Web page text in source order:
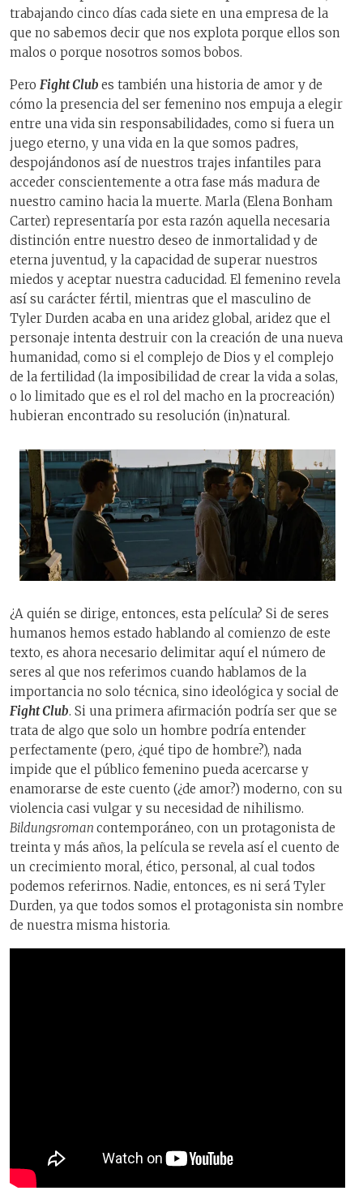
trabajando cinco días cada siete en una empresa de la
que no sabemos decir que nos explota porque ellos son
malos o porque nosotros somos bobos.
Pero Fight Club es también una historia de amor y de
cómo la presencia del ser femenino nos empuja a elegir
entre una vida sin responsabilidades, como si fuera un
juego eterno, y una vida en la que somos padres,
despojándonos así de nuestros trajes infantiles para
acceder conscientemente a otra fase más madura de
nuestro camino hacia la muerte. Marla (Elena Bonham
Carter) representaría por esta razón aquella necesaria
distinción entre nuestro deseo de inmortalidad y de
eterna juventud, y la capacidad de superar nuestros
miedos y aceptar nuestra caducidad. El femenino revela
así su carácter fértil, mientras que el masculino de
Tyler Durden acaba en una aridez global, aridez que el
personaje intenta destruir con la creación de una nueva
humanidad, como si el complejo de Dios y el complejo
de la fertilidad (la imposibilidad de crear la vida a solas,
o lo limitado que es el rol del macho en la procreación)
hubieran encontrado su resolución (in)natural.
¿A quién se dirige, entonces, esta película? Si de seres
humanos hemos estado hablando al comienzo de este
texto, es ahora necesario delimitar aquí el número de
seres al que nos referimos cuando hablamos de la
importancia no solo técnica, sino ideológica y social de
Fight Club. Si una primera afirmación podría ser que se
trata de algo que solo un hombre podría entender
perfectamente (pero, ¿qué tipo de hombre?), nada
impide que el público femenino pueda acercarse y
enamorarse de este cuento (¿de amor?) moderno, con su
violencia casi vulgar y su necesidad de nihilismo.
Bildungsroman contemporáneo, con un protagonista de
treinta y más años, la película se revela así el cuento de
un crecimiento moral, ético, personal, al cual todos
podemos referirnos. Nadie, entonces, es ni será Tyler
Durden, ya que todos somos el protagonista sin nombre
de nuestra misma historia.